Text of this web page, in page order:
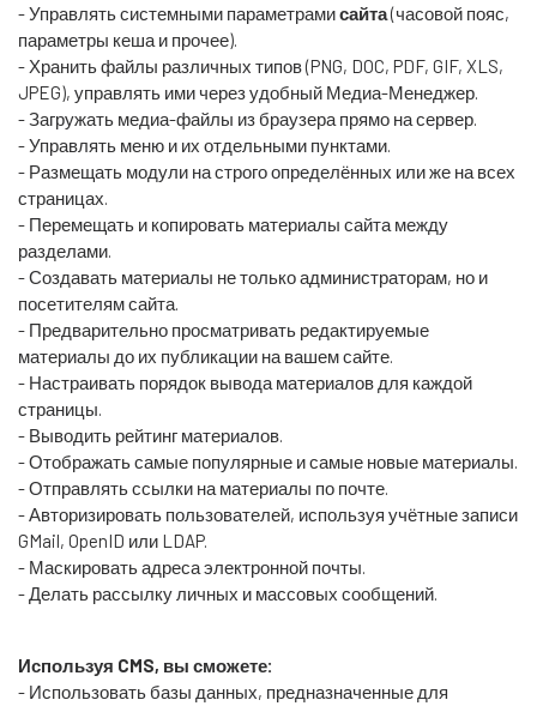
- Управлять системными параметрамисайта(часовой пояс,
параметры кеша и прочее).
- Хранить файлы различных типов (PNG, DOC, PDF, GIF, XLS,
JPEG), управлять ими через удобный Медиа-Менеджер.
- Загружать медиа-файлы из браузера прямо на сервер.
- Управлять меню и их отдельными пунктами.
- Размещать модули на строго определённых или же на всех
страницах.
- Перемещать и копировать материалы сайта между
разделами.
- Создавать материалы не только администраторам, но и
посетителям сайта.
- Предварительно просматривать редактируемые
материалы до их публикации на вашем сайте.
- Настраивать порядок вывода материалов для каждой
страницы.
- Выводить рейтинг материалов.
- Отображать самые популярные и самые новые материалы.
- Отправлять ссылки на материалы по почте.
- Авторизировать пользователей, используя учётные записи
GMail, OpenID или LDAP.
- Маскировать адреса электронной почты.
- Делать рассылку личных и массовых сообщений.
Используя CMS, вы сможете:
- Использовать базы данных, предназначенные для